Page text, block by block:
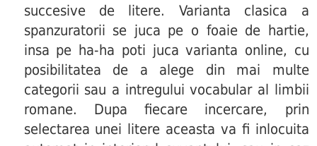
succesive de litere. Varianta clasica a
spanzuratorii se juca pe o foaie de hartie,
insa pe ha-ha poti juca varianta online, cu
posibilitatea de a alege din mai multe
categorii sau a intregului vocabular al limbii
romane. Dupa fiecare incercare, prin
selectarea unei litere aceasta va fi inlocuita